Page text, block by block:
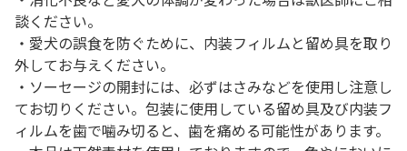
談ください。
・愛犬の誤食を防ぐために、内装フィルムと留め具を取り
外してお与えください。
・ソーセージの開封には、必ずはさみなどを使用し注意し
てお切りください。包装に使用している留め具及び内装フ
ィルムを歯で噛み切ると、歯を痛める可能性があります。